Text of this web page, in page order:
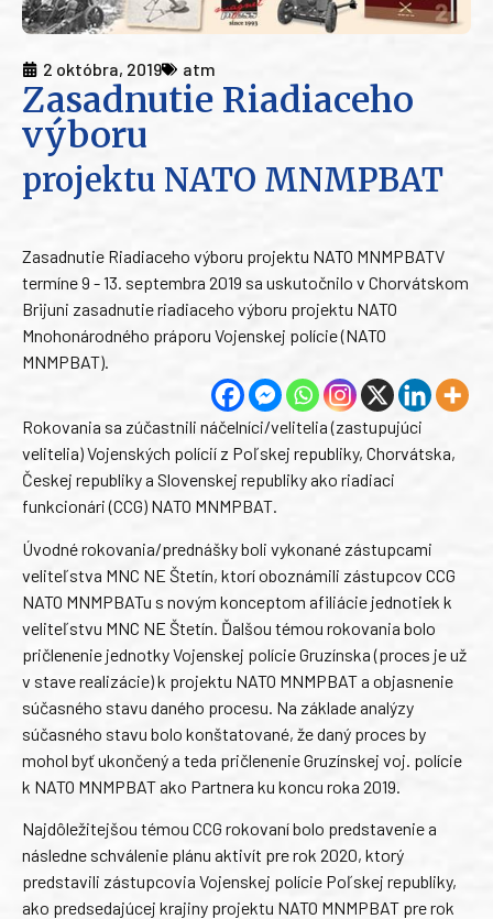
2 októbra, 2019 atm
Zasadnutie Riadiaceho
výboru
projektu NATO MNMPBAT
Zasadnutie Riadiaceho výboru projektu NATO MNMPBATV
termíne 9 - 13. septembra 2019 sa uskutočnilo v Chorvátskom
Brijuni zasadnutie riadiaceho výboru projektu NATO
Mnohonárodného práporu Vojenskej polície (NATO
MNMPBAT).
Rokovania sa zúčastnili náčelníci/velitelia (zastupujúci
velitelia) Vojenských polícií z Poľskej republiky, Chorvátska,
Českej republiky a Slovenskej republiky ako riadiaci
funkcionári (CCG) NATO MNMPBAT.
Úvodné rokovania/prednášky boli vykonané zástupcami
veliteľstva MNC NE Štetín, ktorí oboznámili zástupcov CCG
NATO MNMPBATu s novým konceptom afiliácie jednotiek k
veliteľstvu MNC NE Štetín. Ďalšou témou rokovania bolo
pričlenenie jednotky Vojenskej polície Gruzínska (proces je už
v stave realizácie) k projektu NATO MNMPBAT a objasnenie
súčasného stavu daného procesu. Na základe analýzy
súčasného stavu bolo konštatované, že daný proces by
mohol byť ukončený a teda pričlenenie Gruzínskej voj. polície
k NATO MNMPBAT ako Partnera ku koncu roka 2019.
Najdôležitejšou témou CCG rokovaní bolo predstavenie a
následne schválenie plánu aktivít pre rok 2020, ktorý
predstavili zástupcovia Vojenskej polície Poľskej republiky,
ako predsedajúcej krajiny projektu NATO MNMPBAT pre rok